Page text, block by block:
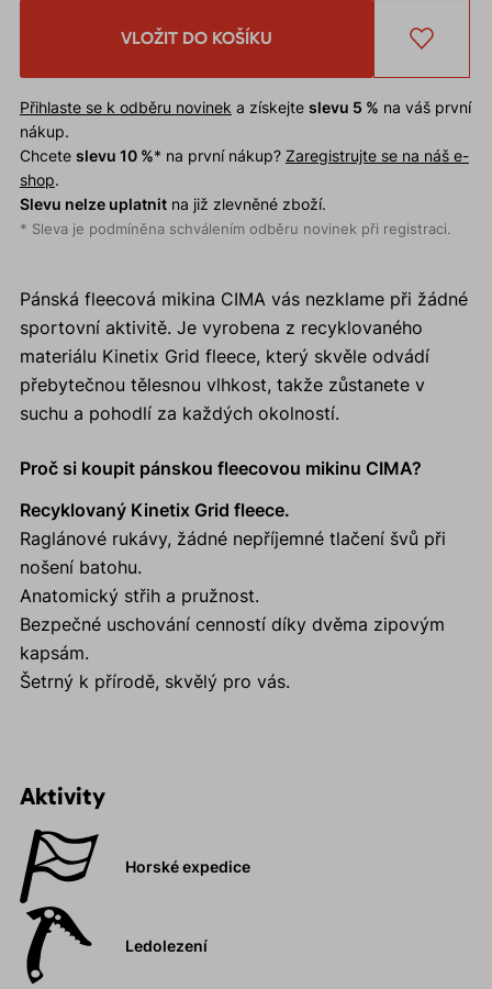
VLOŽIT DO KOŠÍKU
Přihlaste se k odběru novinek a získejte slevu 5 % na váš první
nákup.
Chcete slevu 10 %* na první nákup? Zaregistrujte se na náš e-
shop.
Slevu nelze uplatnitna již zlevněné zboží.
* Sleva je podmíněna schválením odběru novinek při registraci.
Pánská fleecová mikina CIMA vás nezklame při žádné
sportovní aktivitě. Je vyrobena z recyklovaného
materiálu Kinetix Grid fleece, který skvěle odvádí
přebytečnou tělesnou vlhkost, takže zůstanete v
suchu a pohodlí za každých okolností.
Proč si koupit pánskou fleecovou mikinu CIMA?
Recyklovaný Kinetix Grid fleece.
Raglánové rukávy, žádné nepříjemné tlačení švů při
nošení batohu.
Anatomický střih a pružnost.
Bezpečné uschování cenností díky dvěma zipovým
kapsám.
Šetrný k přírodě, skvělý pro vás.
Aktivity
Horské expedice
Ledolezení